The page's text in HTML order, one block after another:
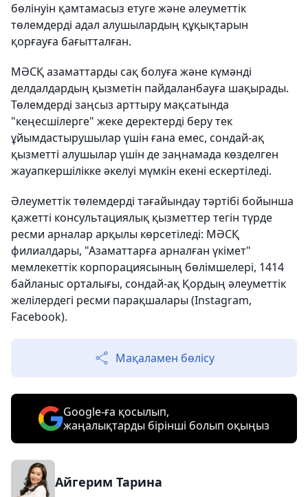
бөлінуін қамтамасыз етуге және әлеуметтік
төлемдерді адал алушылардың құқықтарын
қорғауға бағытталған.
МӘСҚ азаматтарды сақ болуға және күмәнді
делдалдардың қызметін пайдаланбауға шақырады.
Төлемдерді заңсыз арттыру мақсатында
"кеңесшілерге" жеке деректерді беру тек
ұйымдастырушылар үшін ғана емес, сондай-ақ
қызметті алушылар үшін де заңнамада көзделген
жауапкершілікке әкелуі мүмкін екені ескертіледі.
Әлеуметтік төлемдерді тағайындау тәртібі бойынша
қажетті консультациялық қызметтер тегін түрде
ресми арналар арқылы көрсетіледі: МӘСҚ
филиалдары, "Азаматтарға арналған үкімет"
мемлекеттік корпорациясының бөлімшелері, 1414
байланыс орталығы, сондай-ақ Қордың әлеуметтік
желілердегі ресми парақшалары (Instagram,
Facebook).
Мақаламен бөлісу
Google-ға қосылып,
жаңалықтарды бірінші болып оқыңыз
Айгерим Тарина